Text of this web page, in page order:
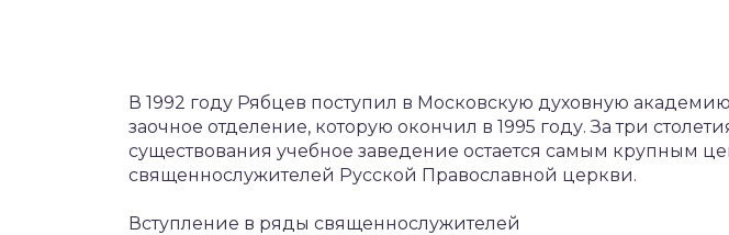
В 1992 году Рябцев поступил в Московскую духовную
заочное отделение, которую окончил в 1995 году. За три
существования учебное заведение остается самым крупным
священнослужителей Русской Православной церкви.
Вступление в ряды священнослужителей